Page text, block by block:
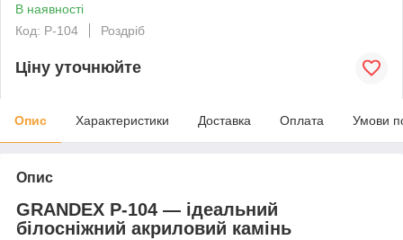
В наявності
Код: P-104
Роздріб
Ціну уточнюйте
Опис Характеристики Доставка Оплата Умови
Опис
GRANDEX P-104 — ідеальний
білосніжний акриловий камінь